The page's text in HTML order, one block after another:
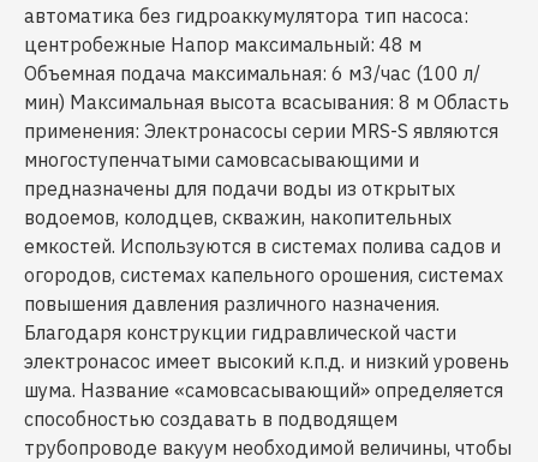
автоматика без гидроаккумулятора тип насоса:
центробежные Напор максимальный: 48 м
Объемная подача максимальная: 6 м3/час (100 л/
мин) Максимальная высота всасывания: 8 м Область
применения: Электронасосы серии MRS-S являются
многоступенчатыми самовсасывающими и
предназначены для подачи воды из открытых
водоемов, колодцев, скважин, накопительных
емкостей. Используются в системах полива садов и
огородов, системах капельного орошения, системах
повышения давления различного назначения.
Благодаря конструкции гидравлической части
электронасос имеет высокий к.п.д. и низкий уровень
шума. Название «самовсасывающий» определяется
способностью создавать в подводящем
трубопроводе вакуум необходимой величины, чтобы